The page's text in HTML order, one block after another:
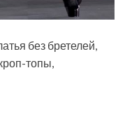
без бретелей,
топы,